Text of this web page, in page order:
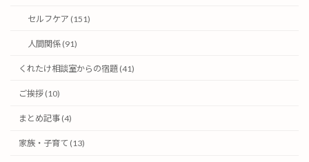
セルフケア (151)
人間関係 (91)
くれたけ相談室からの宿題 (41)
ご挨拶 (10)
まとめ記事 (4)
家族・子育て (13)